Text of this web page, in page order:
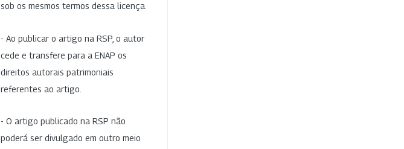
sob os mesmos termos dessa licença.
- Ao publicar o artigo na RSP, o autor
cede e transfere para a ENAP os
direitos autorais patrimoniais
referentes ao artigo.
- O artigo publicado na RSP não
poderá ser divulgado em outro meio